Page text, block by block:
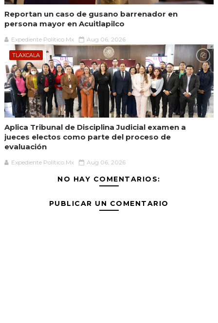
Reportan un caso de gusano barrenador en
persona mayor en Acuitlapilco
Expediente Político.Mx Aug 06, 2026
TLAXCALA
Aplica Tribunal de Disciplina Judicial examen a
jueces electos como parte del proceso de
evaluación
Expediente Político.Mx Aug 06, 2026
NO HAY COMENTARIOS:
PUBLICAR UN COMENTARIO